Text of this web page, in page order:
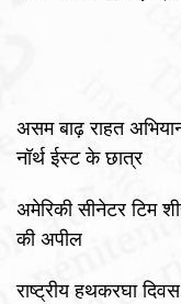
असम बाढ़ राहत
नॉर्थ ईस्ट के छात्र
अमेरिकी सीनेटर टिम
की अपील
राष्ट्रीय हथकरघा